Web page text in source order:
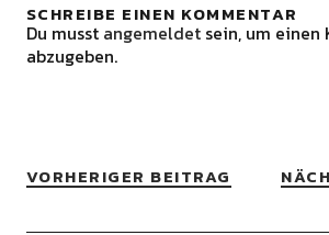
SCHREIBE EINEN KOMMENTAR
Du musst angemeldetsein, um einen
abzugeben.
VORHERIGER BEITRAG